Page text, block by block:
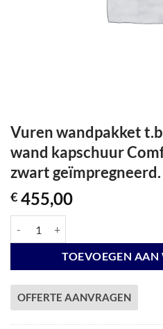
Vuren wandpakket
wand kapschuur
zwart geïmpregneerd.
€ 455,00
TOEVOEGEN
OFFERTE AANVRAGEN